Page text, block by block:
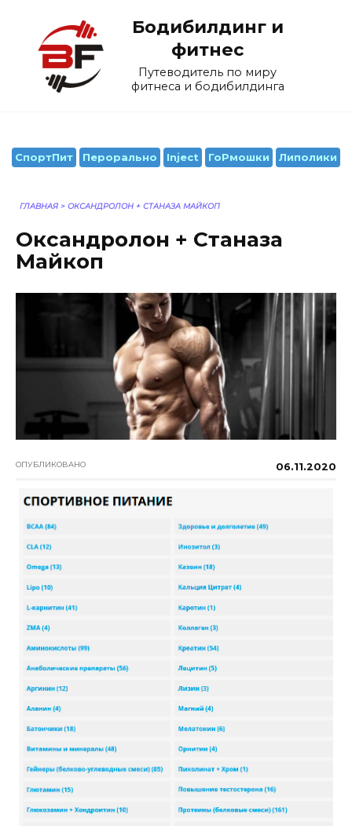
содержанию
Бодибилдинг и
фитнес
Путеводитель по миру
фитнеса и бодибилдинга
СпортПит Перорально Inject ГоРмошки Липолики
ГЛАВНАЯ > ОКСАНДРОЛОН + СТАНАЗА МАЙКОП
Оксандролон + Станаза
Майкоп
ОПУБЛИКОВАНО 06.11.2020